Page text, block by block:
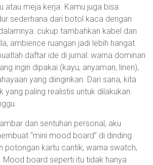
atau meja kerja. Kamu juga bisa
sederhana dari botol kaca dengan
cukup tambahkan kabel dan
ambience ruangan jadi lebih hangat.
daftar ide di jurnal: warna dominan
ingin dipakai (kayu, anyaman, linen),
yang diinginkan. Dari sana, kita
yang paling realistis untuk dilakukan
dan sentuhan personal, aku
“mini mood board” di dinding
potongan kartu cantik, warna swatch,
board seperti itu tidak hanya